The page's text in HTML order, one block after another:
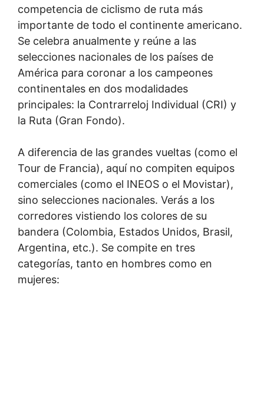
competencia de ciclismo de ruta más
importante de todo el continente americano.
Se celebra anualmente y reúne a las
selecciones nacionales de los países de
América para coronar a los campeones
continentales en dos modalidades
principales: la Contrarreloj Individual (CRI) y
la Ruta (Gran Fondo).
A diferencia de las grandes vueltas (como el
Tour de Francia), aquí no compiten equipos
comerciales (como el INEOS o el Movistar),
sino selecciones nacionales. Verás a los
corredores vistiendo los colores de su
bandera (Colombia, Estados Unidos, Brasil,
Argentina, etc.). Se compite en tres
categorías, tanto en hombres como en
mujeres: